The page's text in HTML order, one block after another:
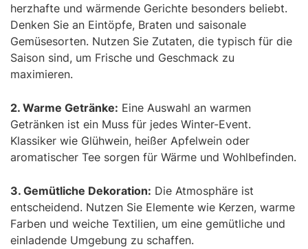
herzhafte und wärmende Gerichte besonders beliebt.
Denken Sie an Eintöpfe, Braten und saisonale
Gemüsesorten. Nutzen Sie Zutaten, die typisch für die
Saison sind, um Frische und Geschmack zu
maximieren.
2. Warme Getränke: Eine Auswahl an warmen
Getränken ist ein Muss für jedes Winter-Event.
Klassiker wie Glühwein, heißer Apfelwein oder
aromatischer Tee sorgen für Wärme und Wohlbefinden.
3. Gemütliche Dekoration: Die Atmosphäre ist
entscheidend. Nutzen Sie Elemente wie Kerzen, warme
Farben und weiche Textilien, um eine gemütliche und
einladende Umgebung zu schaffen.